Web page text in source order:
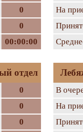
0
0
00:00:00
На
отдел
0
0
0
В
На